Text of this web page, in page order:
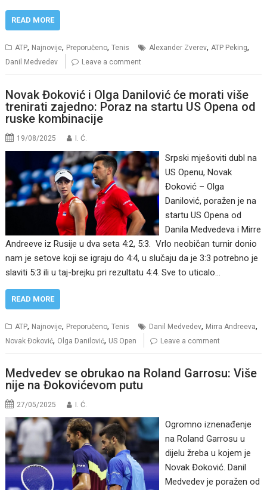
READ MORE
ATP, Najnovije, Preporučeno,Tenis Alexander Zverev,ATP Peking,
Danil Medvedev Leave a comment
Novak Đoković i Olga Danilović će morati više
trenirati zajedno: Poraz na startu US Opena od
ruske kombinacije
19/08/2025 I. Ć.
Srpski mješoviti dubl na
US Openu, Novak
Đoković – Olga
Danilović, poražen je na
startu US Opena od
Danila Medvedeva i Mirre
Andreeve iz Rusije u dva seta 4:2, 5:3. Vrlo neobičan turnir donio
nam je setove koji se igraju do 4:4, u slučaju da je 3:3 potrebno je
slaviti 5:3 ili u taj-brejku pri rezultatu 4:4. Sve to uticalo…
READ MORE
ATP, Najnovije, Preporučeno,Tenis Danil Medvedev, Mirra Andreeva,
Novak Đoković, Olga Danilović, US Open Leave a comment
Medvedev se obrukao na Roland Garrosu: Više
nije na Đokovićevom putu
27/05/2025 I. Ć.
Ogromno iznenađenje
na Roland Garrosu u
dijelu žreba u kojem je
Novak Đoković. Danil
Medvedev je poražen od